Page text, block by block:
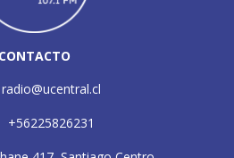
CONTACTO
radio@ucentral.cl
+56225826231